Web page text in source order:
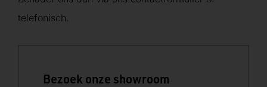
telefonisch.
Bezoek onze showroom